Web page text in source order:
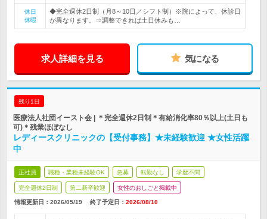
休日
休暇
◆完全週休2日制（月8～10日／シフト制）※院によって、休診日
が異なります。⇒調整できれば土日休みも…
求人詳細を見る 気になる
残り1日
医療法人社団イースト会 | ＊完全週休2日制＊有給消化率80％以上(土日も
可)＊残業ほぼなし
レディースクリニックの【受付事務】★未経験歓迎 ★女性活躍
中
正社員 職種・業種未経験OK 急募 転勤なし 学歴不問
完全週休2日制 第二新卒歓迎 女性のおしごと掲載中
情報更新日：2026/05/19 終了予定日： 2026/08/10